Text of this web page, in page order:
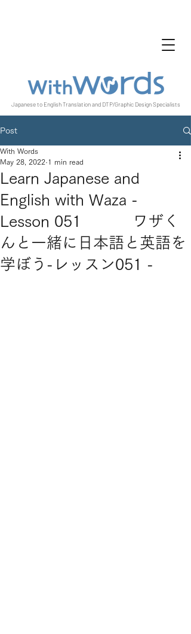
Japanese to English Translation and DTP/Graphic Design Specialists
Post
Learn Japanese and
English with Waza -
Lesson 051 ワザく
んと一緒に日本語と英語を
学ぼう-レッスン051 -
With Words
May 28, 2022 1 min read